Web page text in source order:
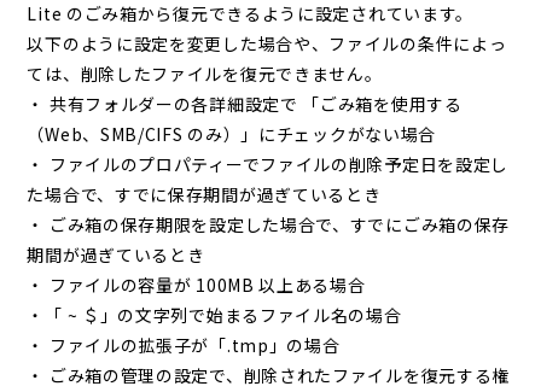
Lite のごみ箱から復元できるように設定されています。
以下のように設定を変更した場合や、ファイルの条件によっ
ては、削除したファイルを復元できません。
・ 共有フォルダーの各詳細設定で 「ごみ箱を使用する
（Web、SMB/CIFS のみ）」にチェックがない場合
・ ファイルのプロパティーでファイルの削除予定日を設定し
た場合で、すでに保存期間が過ぎているとき
・ ごみ箱の保存期限を設定した場合で、すでにごみ箱の保存
期間が過ぎているとき
・ ファイルの容量が 100MB 以上ある場合
・「 ~ ＄」の文字列で始まるファイル名の場合
・ ファイルの拡張子が「.tmp」の場合
・ ごみ箱の管理の設定で、削除されたファイルを復元する権